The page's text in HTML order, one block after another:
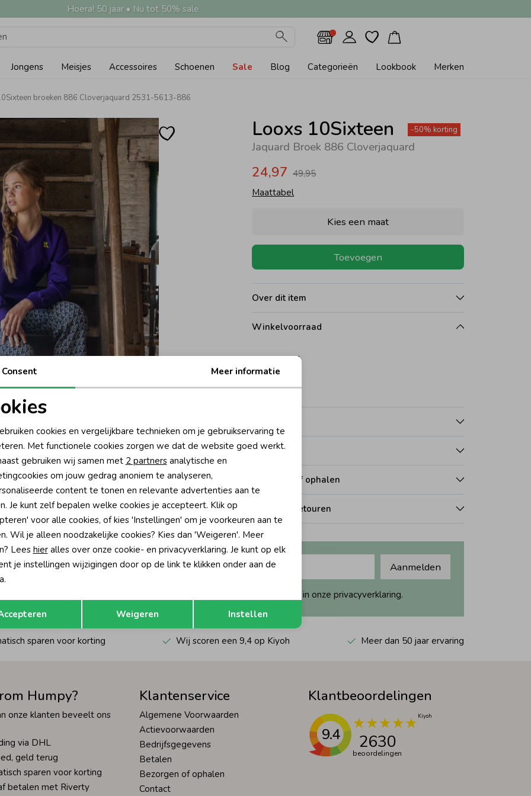
Hoera! 50 jaar • Nu tot 50% sale
Jongens Meisjes Accessoires Schoenen Sale Blog Categorieën Lookbook Merken
broeken 886 Cloverjaquard 2531-5613-886
Looxs 10Sixteen
Jaquard Broek 886 Cloverjaquard
-50% korting
24,97 49,95
Maattabel
Kies een maat
Toevoegen
Over dit item
Winkelvoorraad
164
Betalen
Bezorgen of ophalen
Ruilen en retouren
direct 10% korting* op je
Aanmelden
Hoe we met je data omgaan? Bekijk dit in onze privacyverklaring.
sparen voor korting Wij scoren een 9,4 op Kiyoh Meer dan 50 jaar ervaring
Humpy?
onze klanten beveelt ons
via DHL
geld terug
sparen voor korting
betalen met Riverty
Klantenservice
Algemene Voorwaarden
Actievoorwaarden
Bedrijfsgegevens
Betalen
Bezorgen of ophalen
Contact
Klantbeoordelingen
9.4 2630
beoordelingen
cookies
cookies Marketing cookies
Opslaan
Consent Meer informatie
cookies en vergelijkbare technieken om je gebruikservaring te
Met functionele cookies zorgen we dat de website goed werkt.
gebruiken wij samen met 2 partnersanalytische en
om jouw gedrag anoniem te analyseren,
content te tonen en relevante advertenties aan te
Je kunt zelf bepalen welke cookies je accepteert. Klik op
voor alle cookies, of kies 'Instellingen' om je voorkeuren aan te
Wil je alleen noodzakelijke cookies? Kies dan 'Weigeren'. Meer
Lees hieralles over onze cookie- en privacyverklaring. Je kunt op elk
je instellingen wijzigingen door op de link te klikken onder aan de
Weigeren Instellen